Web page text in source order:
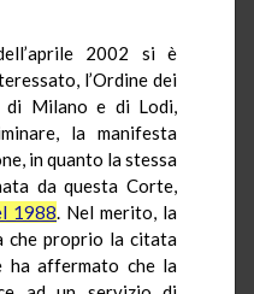
2002 si è
l’Ordine dei
di Milano e di Lodi,
la manifesta
in quanto la stessa
da questa Corte,
1988. Nel merito, la
che proprio la citata
ha affermato che la